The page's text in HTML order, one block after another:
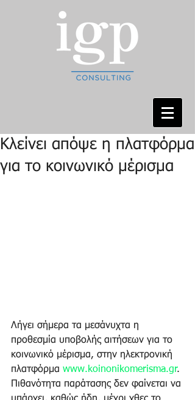
Κλείνει απόψε η πλατφόρμα
για το κοινωνικό μέρισμα
Λήγει σήμερα τα μεσάνυχτα η
προθεσμία υποβολής αιτήσεων για το
κοινωνικό μέρισμα, στην ηλεκτρονική
πλατφόρμα www.koinonikomerisma.gr.
Πιθανότητα παράτασης δεν φαίνεται να